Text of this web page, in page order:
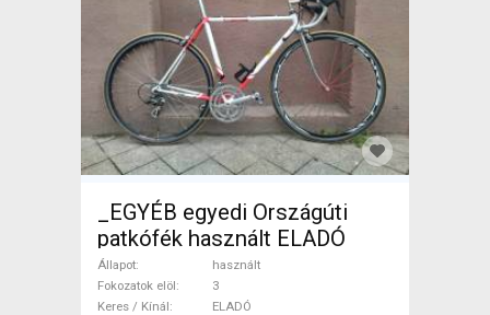
_EGYÉB egyedi Országúti
patkófék használt ELADÓ
Állapot
használt
Fokozatok elöl
3
Keres / Kínál
ELADÓ